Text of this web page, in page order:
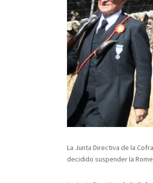
La Junta Directiva de la
decidido suspender la